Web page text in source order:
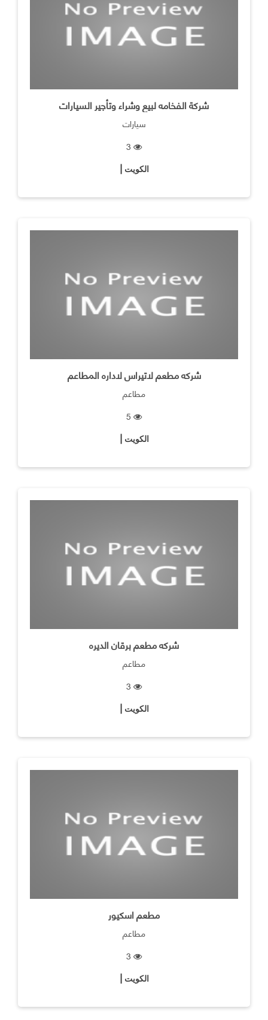
شركة الفخامه لبيع وشراء وتأجير السيارات
سيارات
الكويت |
شركه مطعم لاتيراس لاداره المطاعم
مطاعم
الكويت |
شركه مطعم برقان الديره
مطاعم
الكويت |
مطعم اسكيور
مطاعم
الكويت |